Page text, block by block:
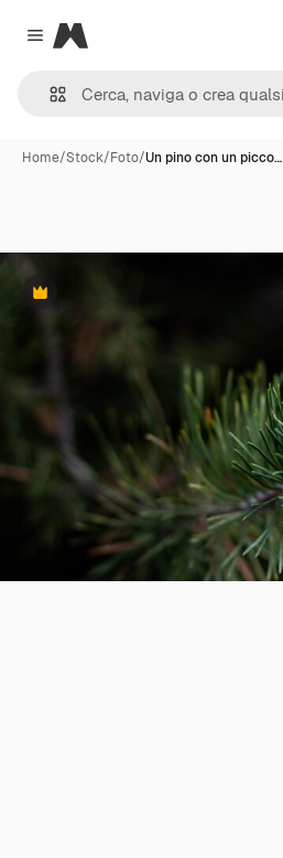
Close menu
Magnific
Home/Stock/Foto/Un pino con un picco…
Premium